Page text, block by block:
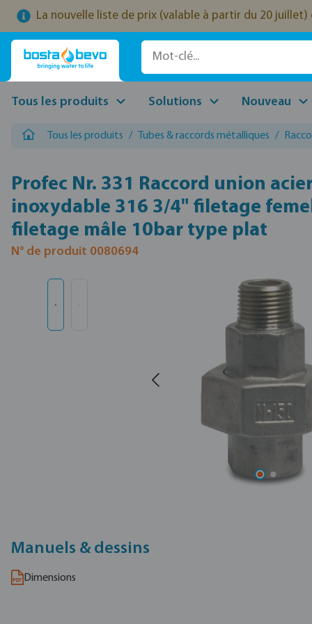
au contenu principal
Passer à la recherche
Passer à la navigation principale
La nouvelle liste de prix (valable à partir du 20
Tous les produits Solutions Nouveau
Tous les produits / Tubes & raccords métalliques /
Profec Nr. 331 Raccord union
inoxydable 316 3/4" filetage
filetage mâle 10bar type plat
N° de produit 0080694
Manuels & dessins
Dimensions